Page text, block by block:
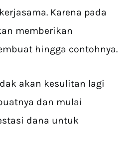
Karena pada
memberikan
hingga contohnya.
akan kesulitan lagi
dan mulai
dana untuk